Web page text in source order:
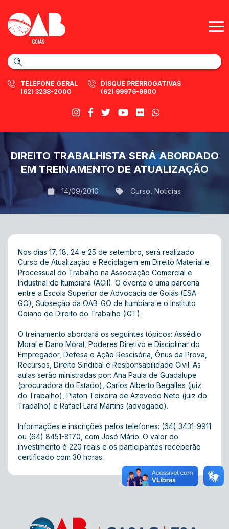
TELEFONE GERAL
(62) 3238-2000
DISQUE PRERROGATIVAS
(62) 99976-9900
DIREITO TRABALHISTA SERÁ ABORDADO
EM TREINAMENTO DE ATUALIZAÇÃO
14/09/2010 Curso Notícias
Nos dias 17, 18, 24 e 25 de setembro, será realizado
Curso de Atualização e Reciclagem em Direito Material e
Processual do Trabalho na Associação Comercial e
Industrial de Itumbiara (ACII). O evento é uma parceria
entre a Escola Superior de Advocacia de Goiás (ESA-
GO), Subseção da OAB-GO de Itumbiara e o Instituto
Goiano de Direito do Trabalho (IGT).
O treinamento abordará os seguintes tópicos: Assédio
Moral e Dano Moral, Poderes Diretivo e Disciplinar do
Empregador, Defesa e Ação Rescisória, Ônus da Prova,
Recursos, Direito Sindical e Responsabilidade Civil. As
aulas serão ministradas por: Ana Paula de Guadalupe
(procuradora do Estado), Carlos Alberto Begalles (juiz
do Trabalho), Platon Teixeira de Azevedo Neto (juiz do
Trabalho) e Rafael Lara Martins (advogado).
Informações e inscrições pelos telefones: (64) 3431-9911
ou (64) 8451-8170, com José Mário. O valor do
investimento é 220 reais e os participantes receberão
certificado com 30 horas.